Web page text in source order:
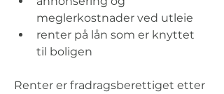
meglerkostnader ved utleie
renter på lån som er knyttet
til boligen
Renter er fradragsberettiget etter